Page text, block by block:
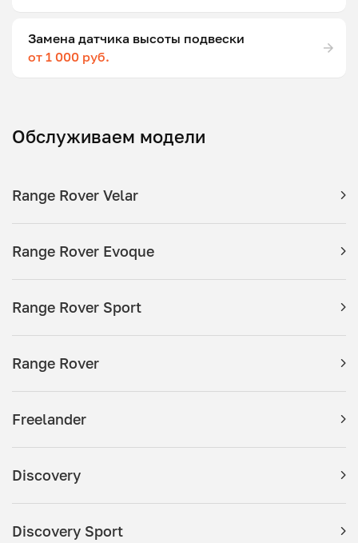
Замена датчика высоты подвески
от 1 000 руб.
Обслуживаем модели
Range Rover Velar
Range Rover Evoque
Range Rover Sport
Range Rover
Freelander
Discovery
Discovery Sport